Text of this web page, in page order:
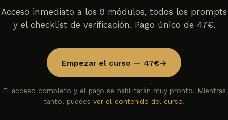
Acceso inmediato a los 9 módulos, todos los prompts
y el checklist de verificación. Pago único de 47€.
Empezar el curso — 47€→
El acceso completo y el pago se habilitarán muy pronto. Mientras
tanto, puedes ver el contenido del curso.